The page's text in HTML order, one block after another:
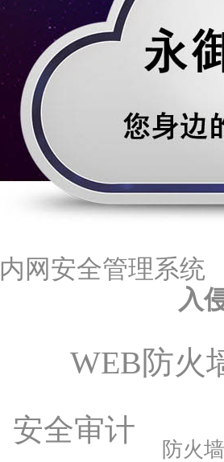
内网安全管理系统
入
WEB防火
防火墙
安全审计